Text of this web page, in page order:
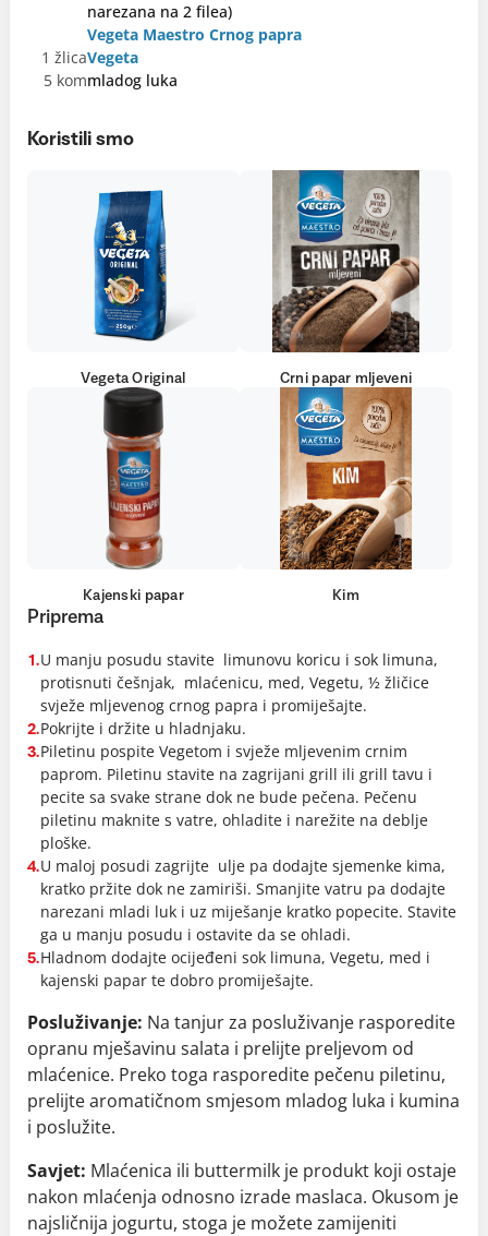
narezana na 2 filea)
Vegeta Maestro Crnog papra
1 žlicaVegeta
5 kommladog luka
Koristili smo
Vegeta Original Crni papar mljeveni
Kajenski papar Kim
Priprema
1.U manju posudu stavite limunovu koricu i sok limuna,
protisnuti češnjak, mlaćenicu, med, Vegetu, ½ žličice
svježe mljevenog crnog papra i promiješajte.
2.Pokrijte i držite u hladnjaku.
3.Piletinu pospite Vegetom i svježe mljevenim crnim
paprom. Piletinu stavite na zagrijani grill ili grill tavu i
pecite sa svake strane dok ne bude pečena. Pečenu
piletinu maknite s vatre, ohladite i narežite na deblje
ploške.
4.U maloj posudi zagrijte ulje pa dodajte sjemenke kima,
kratko pržite dok ne zamiriši. Smanjite vatru pa dodajte
narezani mladi luk i uz miješanje kratko popecite. Stavite
ga u manju posudu i ostavite da se ohladi.
5.Hladnom dodajte ocijeđeni sok limuna, Vegetu, med i
kajenski papar te dobro promiješajte.
Posluživanje: Na tanjur za posluživanje rasporedite
opranu mješavinu salata i prelijte preljevom od
mlaćenice. Preko toga rasporedite pečenu piletinu,
prelijte aromatičnom smjesom mladog luka i kumina
i poslužite.
Savjet: Mlaćenica ili buttermilk je produkt koji ostaje
nakon mlaćenja odnosno izrade maslaca. Okusom je
najsličnija jogurtu, stoga je možete zamijeniti